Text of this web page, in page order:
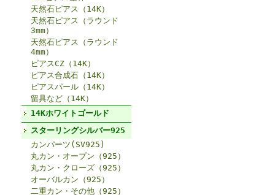
天然石ピアス（14K）
天然石ピアス（ラウンド
3mm）
天然石ピアス（ラウンド
4mm）
ピアスCZ（14K）
ピアス合成石（14K）
ピアスパール（14K）
留具など（14K）
14Kホワイトゴールド
スターリングシルバー925
カンパーツ(SV925)
丸カン・オープン（925）
丸カン・クローズ（925）
オーバルカン（925）
二重カン・その他（925）